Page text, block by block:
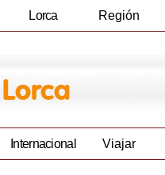
Lorca Región
Internacional Viajar